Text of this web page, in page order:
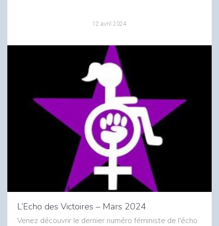
12 avril 2024
L’Echo des Victoires – Mars 2024
Venez découvrir le dernier numéro féministe de l'écho